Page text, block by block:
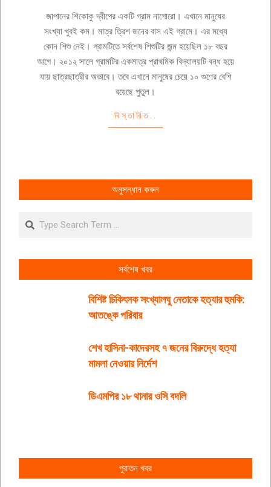
জাপানের শিকোকু দ্বীপের একটি গ্রাম নাগোরো। এখানে মানুষের
সংখ্যা খুবই কম। মাত্র ত্রিশ জনের বাস এই গ্রামে। এর মধ্যে
কোন শিশু নেই। গ্রামটিতে সর্বশেষ শিশুটির জন্ম হয়েছিল ১৮ বছর
আগে। ২০১২ সালে গ্রামটির একমাত্র প্রাথমিক বিদ্যালয়টি বন্ধ হয়ে
যায় ছাত্রছাত্রীর অভাবে। তবে এখানে মানুষের চেয়ে ১০ গুণের বেশি
রয়েছে পুতুল।
বিস্তারিত..
অনুসন্ধান করুন
Search
সর্বশেষ খবর
বিশিষ্ট চিকিৎসক সংখ্যালঘু নেতাকে হত্যার হুমকি:
আতঙ্কে পরিবার
শেখ হাসিনা-কাদেরসহ ৭ জনের বিরুদ্ধে হত্যা
মামলা নেওয়ার নির্দেশ
ডিএমপির ১৮ থানার ওসি বদলি
পুরাতন খবর